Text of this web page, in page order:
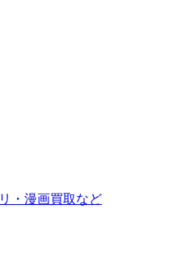
・漫画買取など